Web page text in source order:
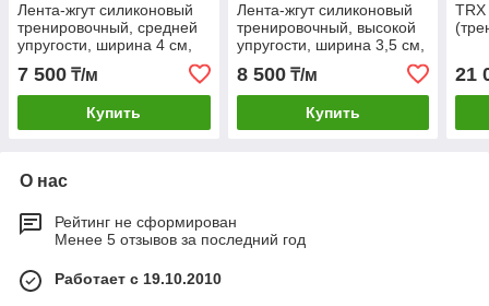
Лента-жгут силиконовый
тренировочный, средней
упругости, ширина 4 см,
зеленый
7 500 ₸/м
Купить
Лента-жгут силиконовый
тренировочный, высокой
упругости, ширина 3,5 см,
толщина 2 мм, зеленый
8 500₸/м
Купить
21
О нас
Рейтинг не сформирован
Менее 5 отзывов за последний год
Работает с 19.10.2010